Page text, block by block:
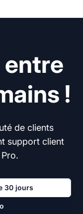
entre
!
de clients
support client
30 jours